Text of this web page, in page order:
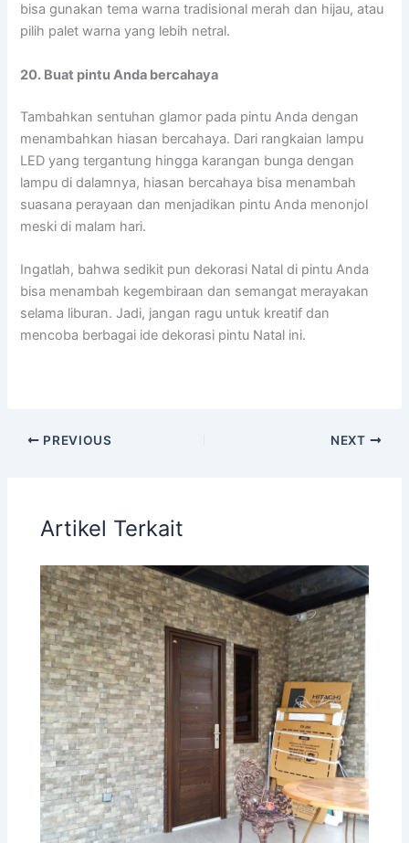
bisa gunakan tema warna tradisional merah dan hijau, atau
pilih palet warna yang lebih netral.
20. Buat pintu Anda bercahaya
Tambahkan sentuhan glamor pada pintu Anda dengan
menambahkan hiasan bercahaya. Dari rangkaian lampu
LED yang tergantung hingga karangan bunga dengan
lampu di dalamnya, hiasan bercahaya bisa menambah
suasana perayaan dan menjadikan pintu Anda menonjol
meski di malam hari.
Ingatlah, bahwa sedikit pun dekorasi Natal di pintu Anda
bisa menambah kegembiraan dan semangat merayakan
selama liburan. Jadi, jangan ragu untuk kreatif dan
mencoba berbagai ide dekorasi pintu Natal ini.
PREVIOUS NEXT
Artikel Terkait